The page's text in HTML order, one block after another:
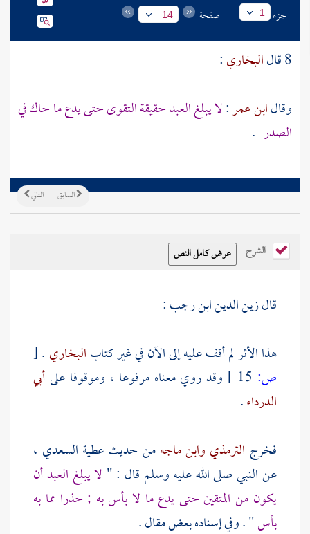
جزء 1 صفحة 14
8 قال البخاري:
وقالابن عمر:لا يبلغ العبد حقيقة التقوى حتى يدع ما حاك في
الصدر .
التالي السابق
الشرح
قالزين الدين ابن رجب:
هذا الأثر لم أقف عليه إلى الآن في غير كتابالبخاري .
[
ص:
وقد روي معناه مرفوعا ، وموقوفا علىأبي
الدرداء.
فخرج الترمذي وابن ماجهمن حديثعطية السعدي ،
عن النبي صلى الله عليه وسلم قال : " لا يبلغ العبد أن
يكون من المتقين حتى يدع ما لا بأس به ; حذرا مما به
بأس" . وفي إسناده بعض مقال .